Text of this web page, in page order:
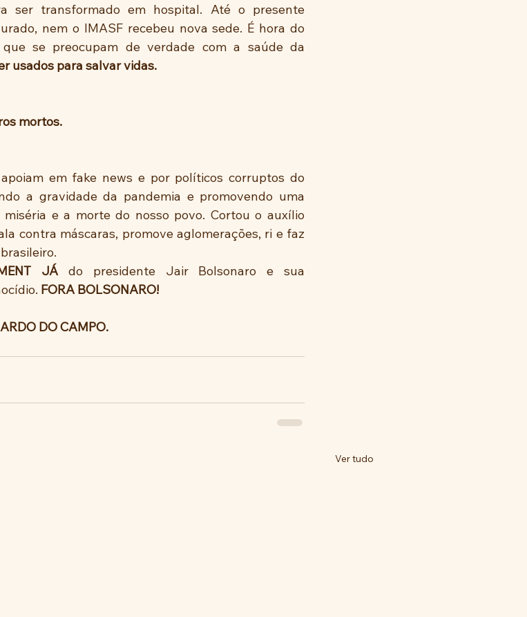
ser transformado em hospital. Até o presente
nem o IMASF recebeu nova sede. É hora do
se preocupam de verdade com a saúde da
usados para salvar vidas.
mortos.
a gravidade da pandemia e promovendo uma
e a morte do nosso povo. Cortou o auxílio
contra máscaras, promove aglomerações, ri e faz
JÁ do presidente Jair Bolsonaro e sua
FORA BOLSONARO!
DO CAMPO.
Ver tudo